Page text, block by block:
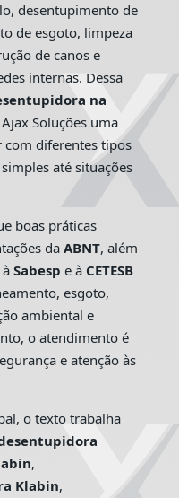
desentupimento de
de esgoto, limpeza
de canos e
internas. Dessa
na
Soluções uma
com diferentes tipos
até situações
boas práticas
da ABNT, além
Sabesp e à CETESB
esgoto,
ambiental e
o atendimento é
e atenção às
o texto trabalha
,
Klabin,